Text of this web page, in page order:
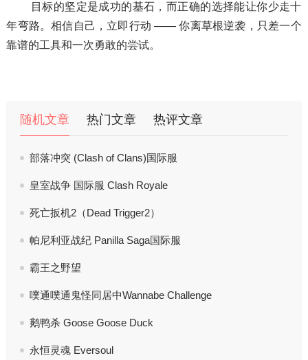
目标的坚定是成功的基石，而正确的选择能让你少走十
年弯路。相信自己，立即行动 —— 你离草根逆袭，只差一个
靠谱的工具和一次勇敢的尝试。
随机文章 热门文章 热评文章
部落冲突 (Clash of Clans)国际服
皇室战争 国际服 Clash Royale
死亡扳机2（Dead Trigger2）
帕尼利亚战纪 Panilla Saga国际服
霸王之野望
噗通噗通鬼怪同居中Wannabe Challenge
鹅鸭杀 Goose Goose Duck
永恒灵魂 Eversoul